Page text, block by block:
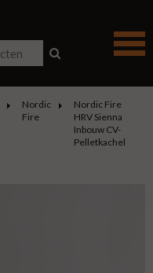
Nordic
Fire
Nordic Fire
HRV Sienna
Inbouw CV-
Pelletkachel